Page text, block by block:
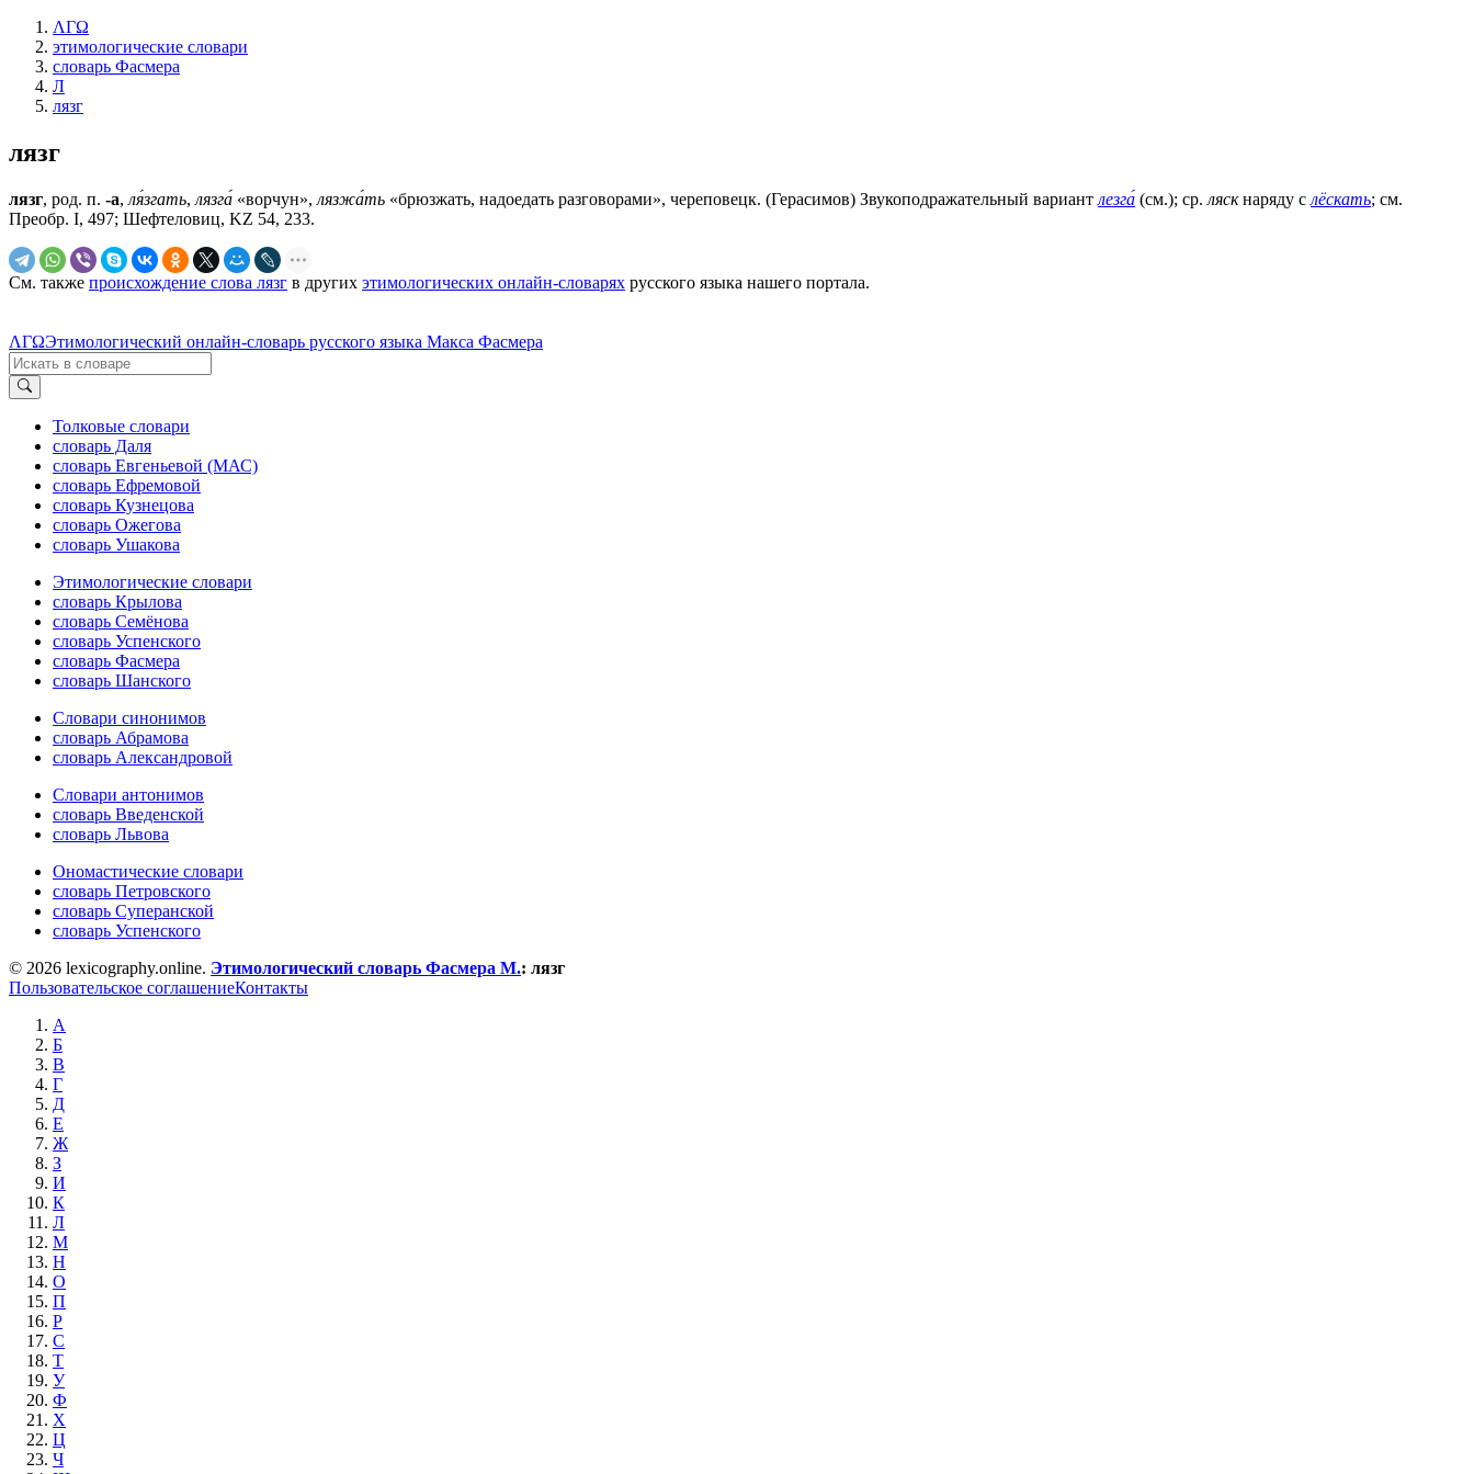
ΛΓΩ
этимологические словари
словарь Фасмера
Л
лязг
лязг
лязг, род. п. -а, ля́згать, лязга́ «ворчун», лязжа́ть «брюзжать, надоедать разговорами», череповецк. (Герасимов) Звукоподражательный вариант лезга́ (см.); ср. ляскнаряду с лёскать; см.
Преобр. I, 497; Шефтеловиц, KZ 54, 233.
См. также происхождение слова лязг в других этимологических онлайн-словарях русского языка нашего портала.
ΛΓΩЭтимологический онлайн-словарь русского языка Макса Фасмера
Толковые словари
словарь Даля
словарь Евгеньевой (МАС)
словарь Ефремовой
словарь Кузнецова
словарь Ожегова
словарь Ушакова
Этимологические словари
словарь Крылова
словарь Семёнова
словарь Успенского
словарь Фасмера
словарь Шанского
Словари синонимов
словарь Абрамова
словарь Александровой
Словари антонимов
словарь Введенской
словарь Львова
Ономастические словари
словарь Петровского
словарь Суперанской
словарь Успенского
© 2026 lexicography.online. Этимологический словарь Фасмера М.: лязг
Пользовательское соглашениеКонтакты
А
Б
В
Г
Д
Е
Ж
З
И
К
Л
М
Н
О
П
Р
С
Т
У
Ф
Х
Ц
Ч